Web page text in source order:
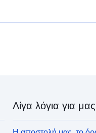
Λίγα λόγια για μας